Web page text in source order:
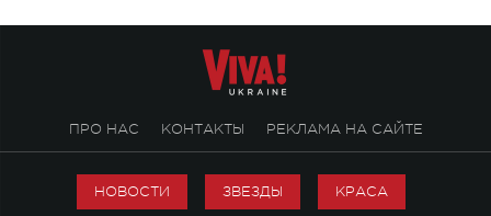
ПРО НАС КОНТАКТЫ РЕКЛАМА НА САЙТЕ
НОВОСТИ ЗВЕЗДЫ КРАСА